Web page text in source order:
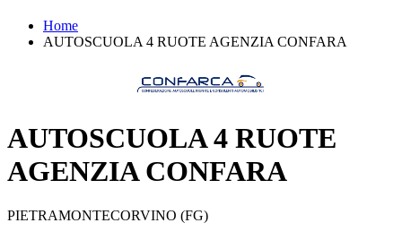
Home
AUTOSCUOLA 4 RUOTE AGENZIA CONFARA
AUTOSCUOLA 4 RUOTE
AGENZIA CONFARA
PIETRAMONTECORVINO (FG)